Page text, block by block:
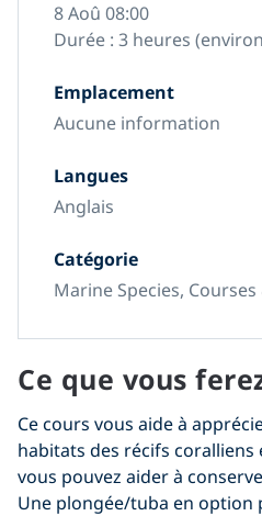
Ce que vous
Ce cours vous aide à
habitats des récifs
vous pouvez aider à
Une plongée/tuba en option
8 Aoû 08:00
Durée : 3 heures
Emplacement
Aucune information
Langues
Anglais
Catégorie
Marine Species,